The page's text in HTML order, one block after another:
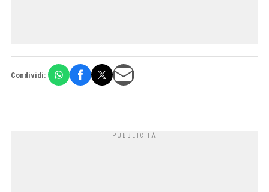
Condividi: